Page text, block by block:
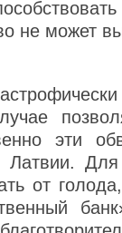
не может
эти
Латвии.
от